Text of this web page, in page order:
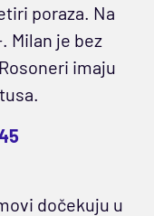
poraza. Na
Milan je bez
imaju
dočekuju u